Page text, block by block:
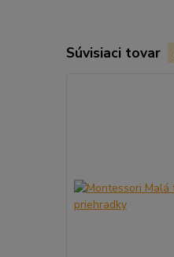
Súvisiaci tovar